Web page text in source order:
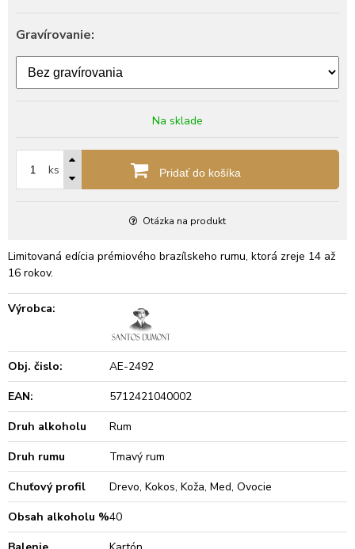
Gravírovanie:
Na sklade
ks Pridať do košíka
Otázka na produkt
Limitovaná edícia prémiového brazílskeho rumu, ktorá zreje 14 až
16 rokov.
Výrobca:
Obj. čislo:
AE-2492
EAN:
5712421040002
Druh alkoholu
Rum
Druh rumu
Tmavý rum
Chuťový profil
Drevo, Kokos, Koža, Med, Ovocie
Obsah alkoholu %40